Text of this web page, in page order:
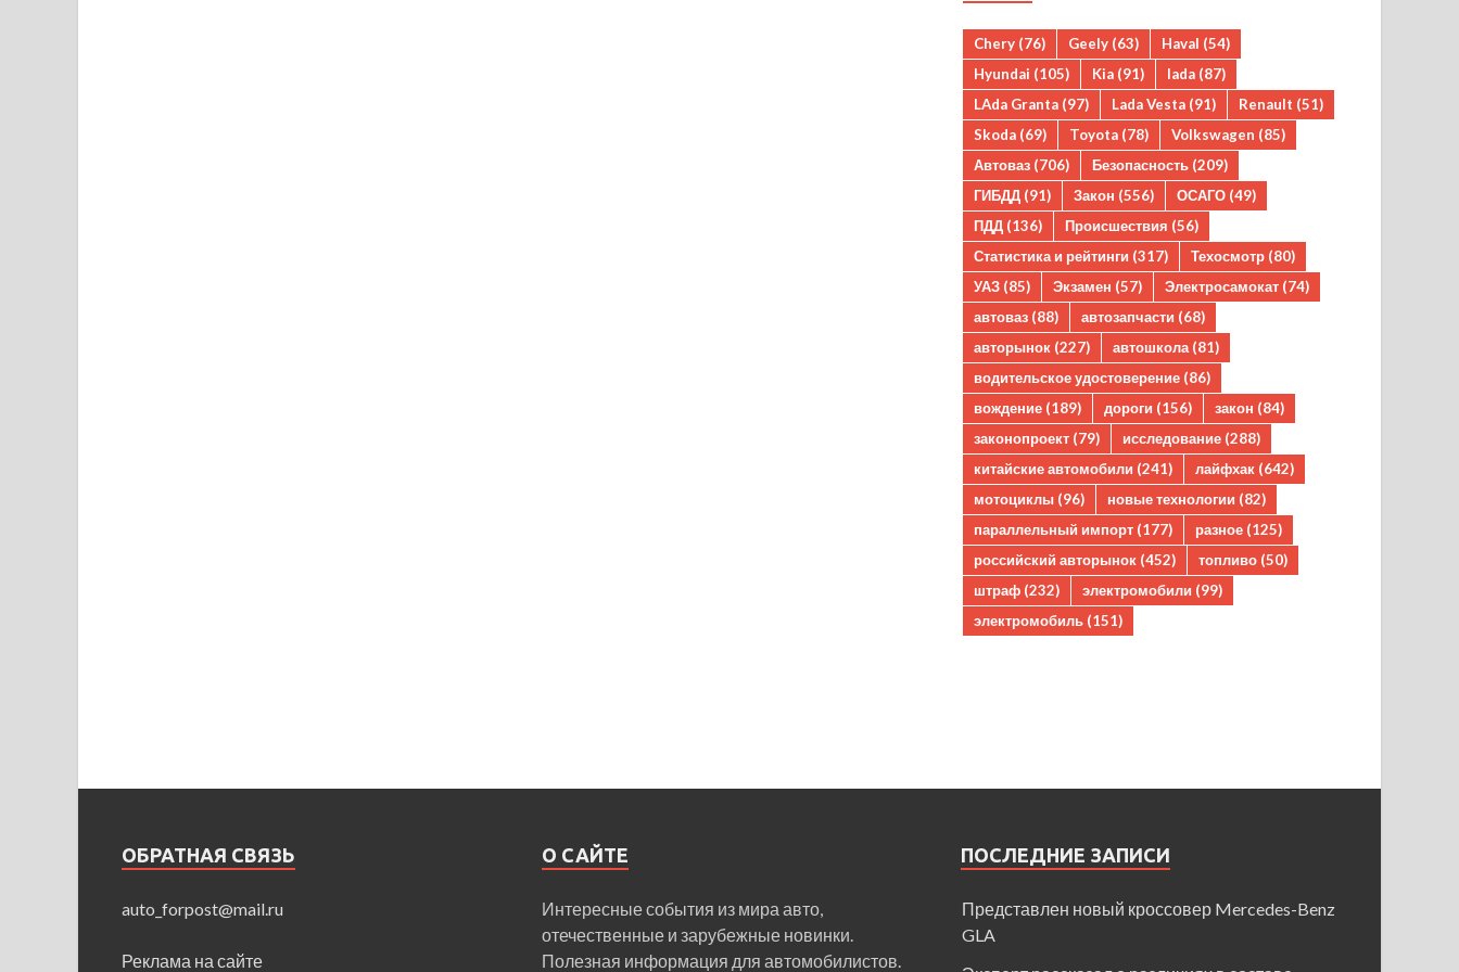
Chery (76) Geely (63) Haval (54)
Hyundai (105) Kia (91) lada (87)
LAda Granta (97) Lada Vesta (91) Renault (51)
Skoda (69) Toyota (78) Volkswagen (85)
Автоваз (706) Безопасность (209)
ГИБДД (91) Закон (556) ОСАГО (49)
ПДД (136) Происшествия (56)
Статистика и рейтинги (317) Техосмотр (80)
УАЗ (85) Экзамен (57) Электросамокат (74)
автоваз (88) автозапчасти (68)
авторынок (227) автошкола (81)
водительское удостоверение (86)
вождение (189) дороги (156) закон (84)
законопроект (79) исследование (288)
китайские автомобили (241) лайфхак (642)
мотоциклы (96) новые технологии (82)
параллельный импорт (177) разное (125)
российский авторынок (452) топливо (50)
штраф (232) электромобили (99)
электромобиль (151)
ОБРАТНАЯ СВЯЗЬ
auto_forpost@mail.ru
Реклама на сайте
О САЙТЕ
Интересные события из мира авто,
отечественные и зарубежные новинки.
Полезная информация для автомобилистов.
ПОСЛЕДНИЕ ЗАПИСИ
Представлен новый кроссовер Mercedes-Benz
GLA